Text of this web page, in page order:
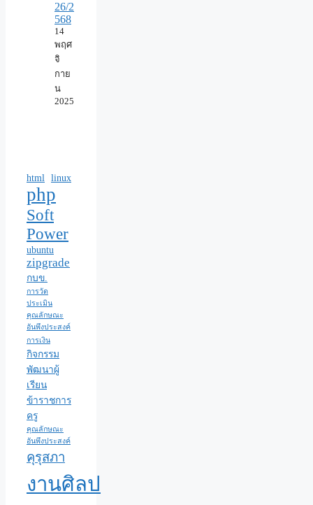
26/2
568
14
พฤศ
จิ
กาย
น
2025
html linux
php
Soft
Power
ubuntu
zipgrade
กบข.
การวัด
ประเมิน
คุณลักษณะ
อันพึงประสงค์
การเงิน
กิจกรรม
พัฒนาผู้
เรียน
ข้าราชการ
ครู
คุณลักษณะ
อันพึงประสงค์
คุรุสภา
งานศิลป